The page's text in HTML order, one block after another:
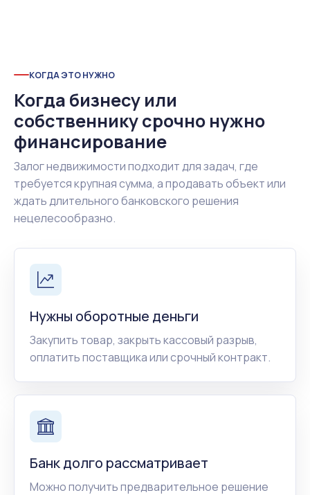
КОГДА ЭТО НУЖНО
Когда бизнесу или
собственнику срочно нужно
финансирование
Залог недвижимости подходит для задач, где
требуется крупная сумма, а продавать объект или
ждать длительного банковского решения
нецелесообразно.
Нужны оборотные деньги
Закупить товар, закрыть кассовый разрыв,
оплатить поставщика или срочный контракт.
Банк долго рассматривает
Можно получить предварительное решение